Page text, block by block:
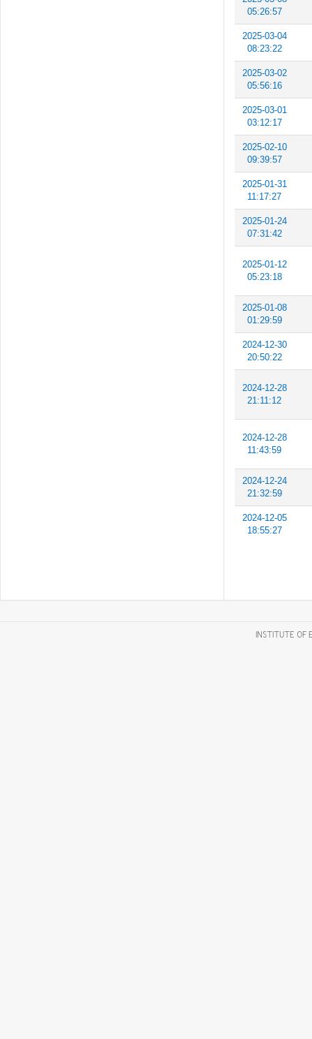
05:26:57
2025-03-04
08:23:22
2025-03-02
05:56:16
2025-03-01
03:12:17
2025-02-10
09:39:57
2025-01-31
11:17:27
2025-01-24
07:31:42
2025-01-12
05:23:18
2025-01-08
01:29:59
2024-12-30
20:50:22
2024-12-28
21:11:12
2024-12-28
11:43:59
2024-12-24
21:32:59
2024-12-05
18:55:27
INSTITUTE OF